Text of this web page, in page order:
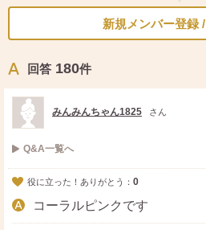
新規メンバー登録
回答 180件
みんみんちゃん1825 さん
Q&A一覧へ
役に立った！ありがとう： 0
コーラルピンクです